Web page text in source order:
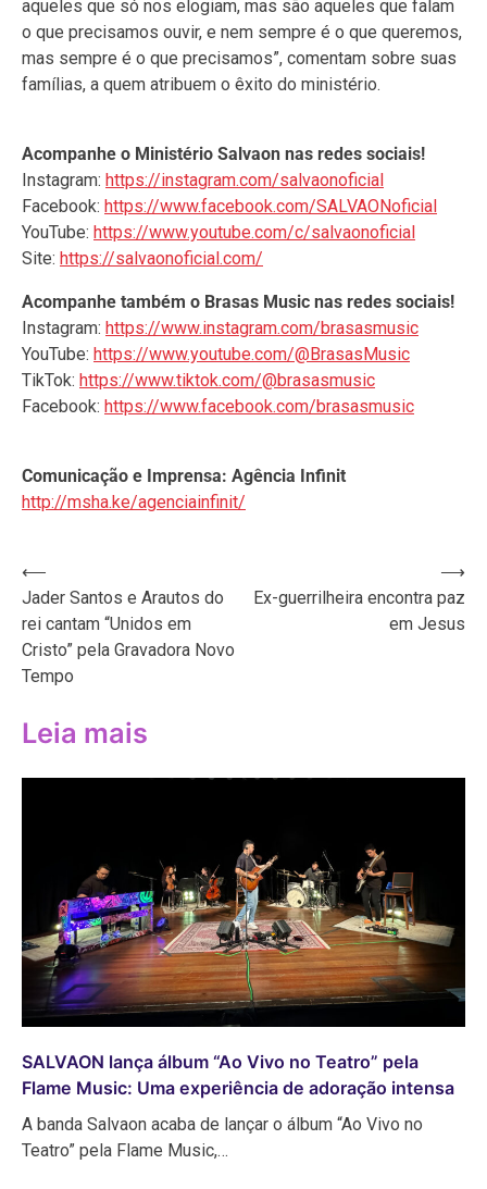
aqueles que só nos elogiam, mas são aqueles que falam
o que precisamos ouvir, e nem sempre é o que queremos,
mas sempre é o que precisamos”, comentam sobre suas
famílias, a quem atribuem o êxito do ministério.
Acompanhe o Ministério Salvaon nas redes sociais!
Instagram: https://instagram.com/salvaonoficial
Facebook: https://www.facebook.com/SALVAONoficial
YouTube: https://www.youtube.com/c/salvaonoficial
Site: https://salvaonoficial.com/
Acompanhe também o Brasas Music nas redes sociais!
Instagram: https://www.instagram.com/brasasmusic
YouTube: https://www.youtube.com/@BrasasMusic
TikTok: https://www.tiktok.com/@brasasmusic
Facebook: https://www.facebook.com/brasasmusic
Comunicação e Imprensa: Agência Infinit
http://msha.ke/agenciainfinit/
Navegação
de
Post
⟵
Jader Santos e Arautos do
rei cantam “Unidos em
Cristo” pela Gravadora Novo
Tempo
Ex-guerrilheira encontra paz
em Jesus
⟶
Leia mais
SALVAON lança álbum “Ao Vivo no Teatro” pela
Flame Music: Uma experiência de adoração intensa
A banda Salvaon acaba de lançar o álbum “Ao Vivo no
Teatro” pela Flame Music,…